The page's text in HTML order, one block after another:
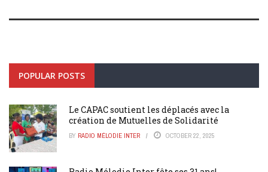
POPULAR POSTS
Le CAPAC soutient les déplacés avec la
création de Mutuelles de Solidarité
BY RADIO MÉLODIE INTER OCTOBER 22, 2025